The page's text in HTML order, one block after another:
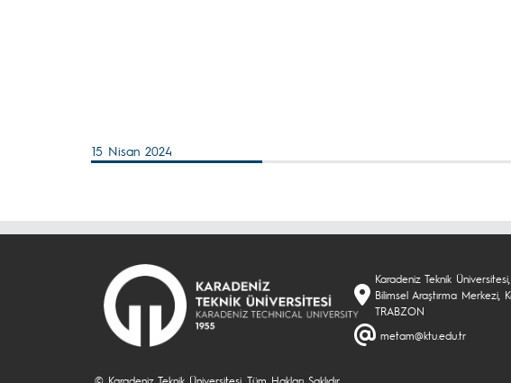
15 Nisan 2024
Karadeniz Teknik
Bilimsel Araştırma Merkezi,
TRABZON
metam@ktu.edu.tr